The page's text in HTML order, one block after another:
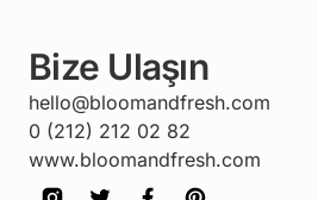
Bize Ulaşın
hello@bloomandfresh.com
0 (212) 212 02 82
www.bloomandfresh.com